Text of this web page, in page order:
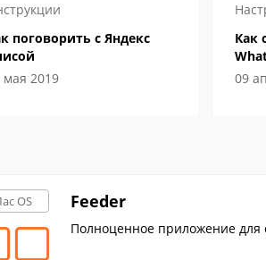
поговорить с Яндекс
мая 2019
Как
09
OS Feeder
Полноценное приложение для